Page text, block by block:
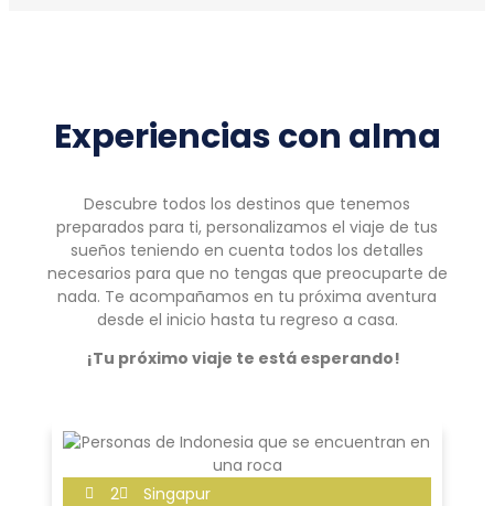
Experiencias con alma
Descubre todos los destinos que tenemos
preparados para ti, personalizamos el viaje de tus
sueños teniendo en cuenta todos los detalles
necesarios para que no tengas que preocuparte de
nada. Te acompañamos en tu próxima aventura
desde el inicio hasta tu regreso a casa.
¡Tu próximo viaje te está esperando!
2 Singapur